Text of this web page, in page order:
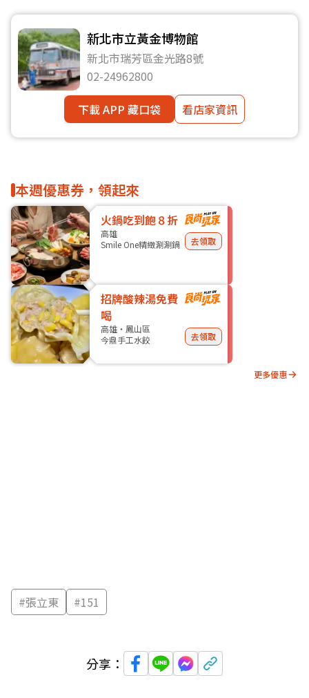
新北市立黃金博物館
新北市瑞芳區金光路8號
02-24962800
下載 APP 藏口袋
看店家資訊
本週優惠券，領起來
火鍋吃到飽８折
高雄
Smile One精緻涮涮鍋
去領取
招牌酸辣湯免費
喝
高雄・鳳山區
今鼎手工水餃
去領取
更多優惠
#張立東 #151
分享：